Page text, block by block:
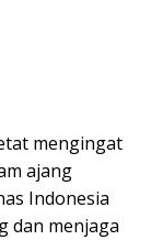
mengingat
ajang
Indonesia
dan menjaga